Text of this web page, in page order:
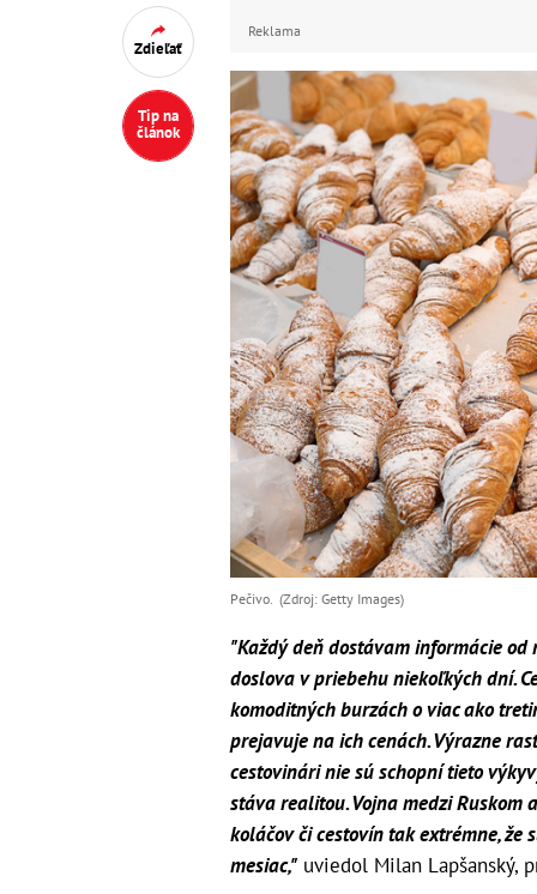
Zdieľať
Tip na
článok
Reklama
Pečivo. (Zdroj: Getty Images)
"Každý deň dostávam informácie od
doslova v priebehu niekoľkých dní.
komoditných burzách o viac ako
prejavuje na ich cenách. Výrazne
cestovinári nie sú schopní tieto
stáva realitou. Vojna medzi Ruskom
koláčov či cestovín tak extrémne, že
mesiac," uviedol Milan Lapšanský,